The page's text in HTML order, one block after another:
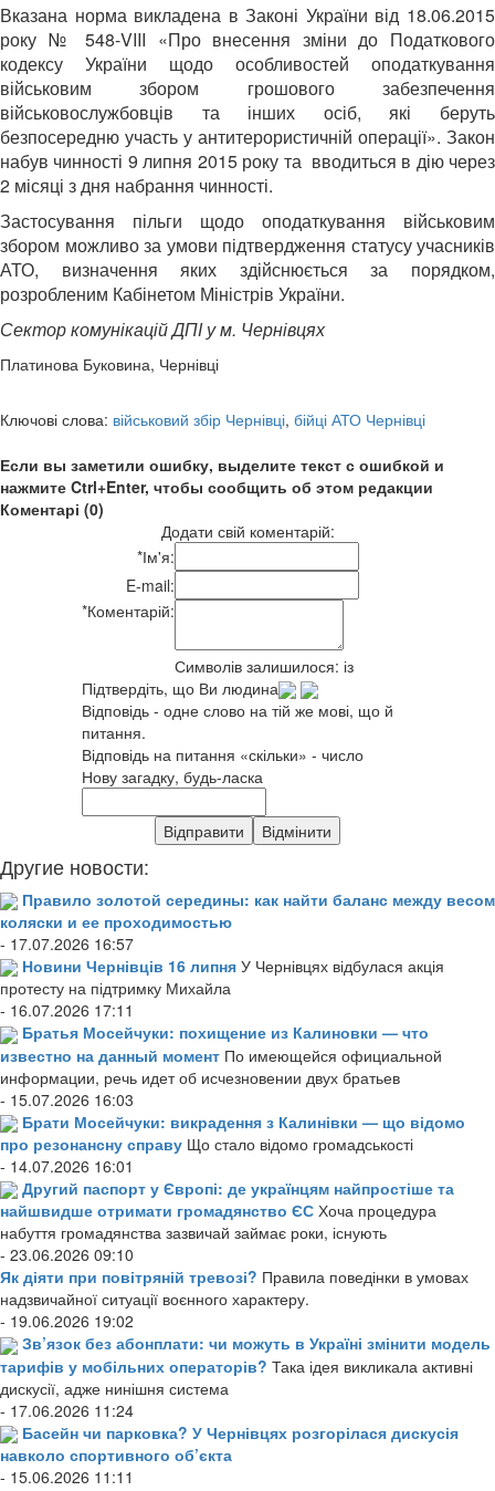
Вказана норма викладена в Законі України від 18.06.2015
року № 548-VIII «Про внесення зміни до Податкового
кодексу України щодо особливостей оподаткування
військовим збором грошового забезпечення
військовослужбовців та інших осіб, які беруть
безпосередню участь у антитерористичній операції». Закон
набув чинності 9 липня 2015 року та вводиться в дію через
2 місяці з дня набрання чинності.
Застосування пільги щодо оподаткування військовим
збором можливо за умови підтвердження статусу учасників
АТО, визначення яких здійснюється за порядком,
розробленим Кабінетом Міністрів України.
Сектор комунікацій ДПІ у м. Чернівцях
Платинова Буковина, Чернівці
Ключові слова: військовий збір Чернівці, бійці АТО Чернівці
Если вы заметили ошибку, выделите текст с ошибкой и
нажмите Ctrl+Enter, чтобы сообщить об этом редакции
Коментарі (0)
Додати свій коментарій:
*Ім'я:
E-mail:
*Коментарій:
Символів залишилося: із
Підтвердіть, що Ви людина
Відповідь - одне слово на тій же мові, що й
питання.
Відповідь на питання «скільки» - число
Нову загадку, будь-ласка
Другие новости:
Правило золотой середины: как найти баланс между весом
коляски и ее проходимостью
- 17.07.2026 16:57
Новини Чернівців 16 липня У Чернівцях відбулася акція
протесту на підтримку Михайла
- 16.07.2026 17:11
Братья Мосейчуки: похищение из Калиновки — что
известно на данный момент По имеющейся официальной
информации, речь идет об исчезновении двух братьев
- 15.07.2026 16:03
Брати Мосейчуки: викрадення з Калинівки — що відомо
про резонансну справу Що стало відомо громадськості
- 14.07.2026 16:01
Другий паспорт у Європі: де українцям найпростіше та
найшвидше отримати громадянство ЄС Хоча процедура
набуття громадянства зазвичай займає роки, існують
- 23.06.2026 09:10
Як діяти при повітряній тревозі? Правила поведінки в умовах
надзвичайної ситуації воєнного характеру.
- 19.06.2026 19:02
Зв’язок без абонплати: чи можуть в Україні змінити модель
тарифів у мобільних операторів? Така ідея викликала активні
дискусії, адже нинішня система
- 17.06.2026 11:24
Басейн чи парковка? У Чернівцях розгорілася дискусія
навколо спортивного об’єкта
- 15.06.2026 11:11